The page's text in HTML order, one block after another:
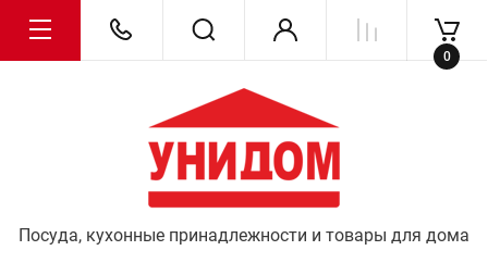
Посуда, кухонные принадлежности и товары для дома
0